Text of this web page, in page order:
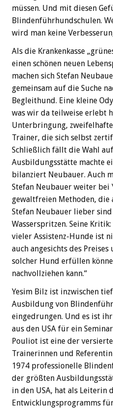
müssen. Und mit diesen
Blindenführhundschulen.
wird man keine
Als die Krankenkasse
einen schönen neuen
machen sich Stefan
gemeinsam auf die Suche
Begleithund. Eine kleine
was wir da teilweise erlebt
Unterbringung,
Trainer, die sich selbst
Schließlich fällt die Wahl
Ausbildungsstätte machte
bilanziert Neubauer. Auch
Stefan Neubauer weiter bei
gewaltfreien Methoden,
Stefan Neubauer lieber
Wasserspritzen. Seine
vieler Assistenz-Hunde ist
auch angesichts des
solcher Hund erfüllen
nachvollziehen kann.“
Yesim Bilz ist inzwischen
Ausbildung von
eingedrungen. Und es ist
aus den USA für ein
Pouliot ist eine der
Trainerinnen und
1974 professionelle
der größten
in den USA, hat als Leiterin
Entwicklungsprogramms